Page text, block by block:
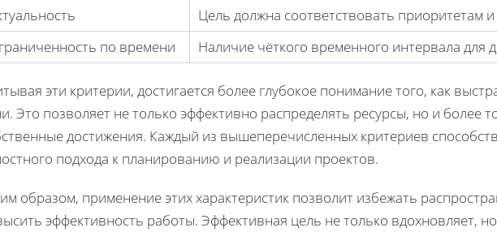
Цель должна соответствовать приоритетам
по времени
Наличие чёткого временного интервала для
эти критерии, достигается более глубокое понимание того, как
Это позволяет не только эффективно распределять ресурсы, но и более
достижения. Каждый из вышеперечисленных критериев
подхода к планированию и реализации проектов.
образом, применение этих характеристик позволит избежать
эффективность работы. Эффективная цель не только вдохновляет,